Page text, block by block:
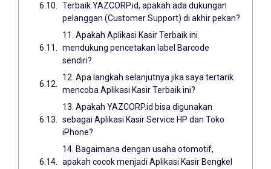
Terbaik YAZCORP.id, apakah ada dukungan
pelanggan (Customer Support) di akhir pekan?
11. Apakah Aplikasi Kasir Terbaik ini
mendukung pencetakan label Barcode
sendiri?
12. Apa langkah selanjutnya jika saya tertarik
mencoba Aplikasi Kasir Terbaik ini?
13. Apakah YAZCORP.id bisa digunakan
sebagai Aplikasi Kasir Service HP dan Toko
iPhone?
14. Bagaimana dengan usaha otomotif,
apakah cocok menjadi Aplikasi Kasir Bengkel